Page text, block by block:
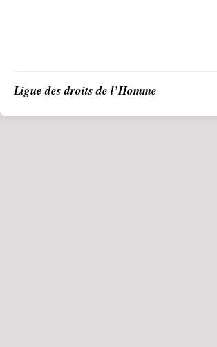
Ligue des droits de l’Homme